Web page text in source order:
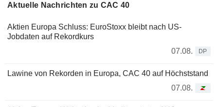
Aktuelle Nachrichten zu CAC 40
Aktien Europa Schluss: EuroStoxx bleibt nach US-
Jobdaten auf Rekordkurs
07.08.
DP
Lawine von Rekorden in Europa, CAC 40 auf Höchststand
07.08.